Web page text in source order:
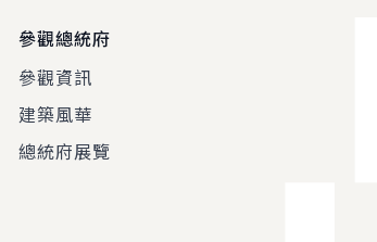
參觀總統府
參觀資訊
建築風華
總統府展覽